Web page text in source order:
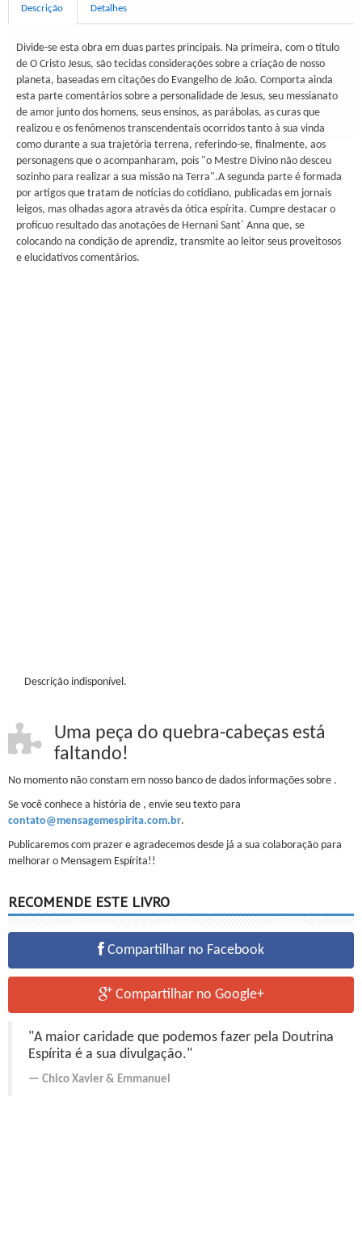
Descrição Detalhes
Divide-se esta obra em duas partes principais. Na primeira, com o título
de O Cristo Jesus, são tecidas considerações sobre a criação de nosso
planeta, baseadas em citações do Evangelho de João. Comporta ainda
esta parte comentários sobre a personalidade de Jesus, seu messianato
de amor junto dos homens, seus ensinos, as parábolas, as curas que
realizou e os fenômenos transcendentais ocorridos tanto à sua vinda
como durante a sua trajetória terrena, referindo-se, finalmente, aos
personagens que o acompanharam, pois "o Mestre Divino não desceu
sozinho para realizar a sua missão na Terra".A segunda parte é formada
por artigos que tratam de notícias do cotidiano, publicadas em jornais
leigos, mas olhadas agora através da ótica espírita. Cumpre destacar o
profícuo resultado das anotações de Hernani Sant´ Anna que, se
colocando na condição de aprendiz, transmite ao leitor seus proveitosos
e elucidativos comentários.
Descrição indisponível.
Uma peça do quebra-cabeças está
faltando!
No momento não constam em nosso banco de dados informações sobre .
Se você conhece a história de , envie seu texto para
contato@mensagemespirita.com.br.
Publicaremos com prazer e agradecemos desde já a sua colaboração para
melhorar o Mensagem Espírita!!
RECOMENDE ESTE LIVRO
Compartilhar no Facebook
Compartilhar no Google+
"A maior caridade que podemos fazer pela Doutrina
Espírita é a sua divulgação."
Chico Xavier & Emmanuel